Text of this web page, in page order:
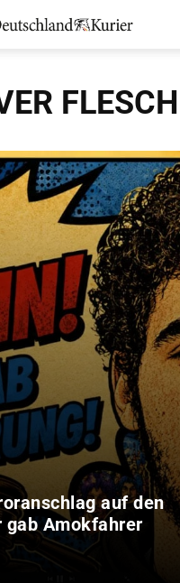
FLESCH
auf den
gab Amokfahrer